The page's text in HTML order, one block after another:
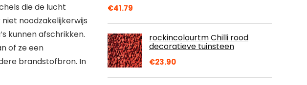
die de lucht
noodzakelijkerwijs
kunnen afschrikken.
of ze een
brandstofbron. In
€41.79
rockincolourtm Chilli rood
decoratieve tuinsteen
€23.90